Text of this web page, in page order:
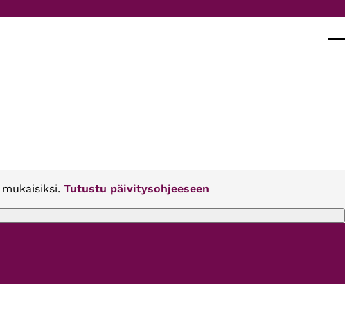
Tutustu päivitysohjeeseen